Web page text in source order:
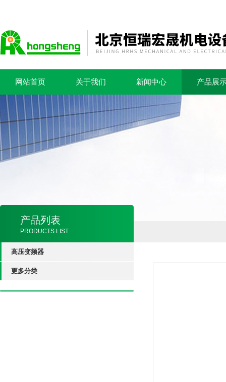
网站首页 关于我们 新闻中心 产品展
产品列表
PRODUCTS LIST
高压变频器
更多分类